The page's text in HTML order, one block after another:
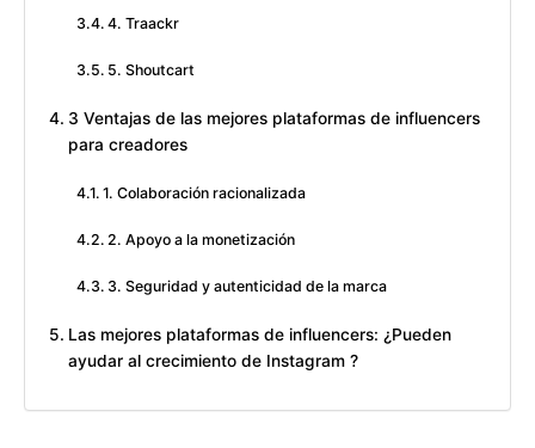
4. Traackr
5. Shoutcart
3 Ventajas de las mejores plataformas de influencers
para creadores
1. Colaboración racionalizada
2. Apoyo a la monetización
3. Seguridad y autenticidad de la marca
Las mejores plataformas de influencers: ¿Pueden
ayudar al crecimiento de Instagram ?